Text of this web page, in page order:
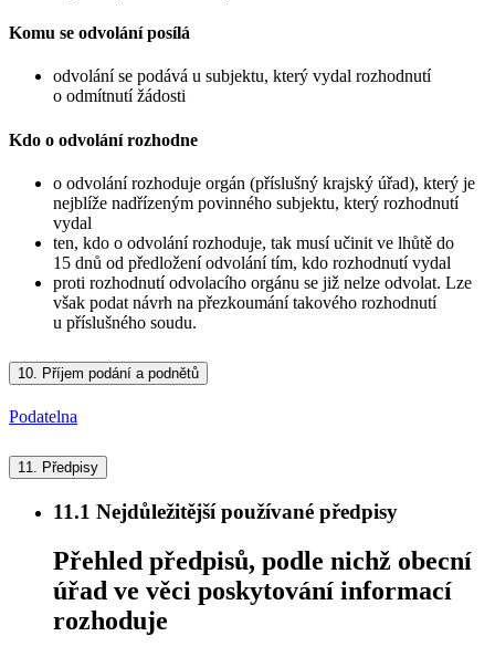
Komu se odvolání posílá
odvolání se podává u subjektu, který vydal rozhodnutí
o odmítnutí žádosti
Kdo o odvolání rozhodne
o odvolání rozhoduje orgán (příslušný krajský úřad), který je
nejblíže nadřízeným povinného subjektu, který rozhodnutí
vydal
ten, kdo o odvolání rozhoduje, tak musí učinit ve lhůtě do
15 dnů od předložení odvolání tím, kdo rozhodnutí vydal
proti rozhodnutí odvolacího orgánu se již nelze odvolat. Lze
však podat návrh na přezkoumání takového rozhodnutí
u příslušného soudu.
10. Příjem podání a podnětů
Podatelna
11. Předpisy
11.1 Nejdůležitější používané předpisy
Přehled předpisů, podle nichž obecní
úřad ve věci poskytování informací
rozhoduje